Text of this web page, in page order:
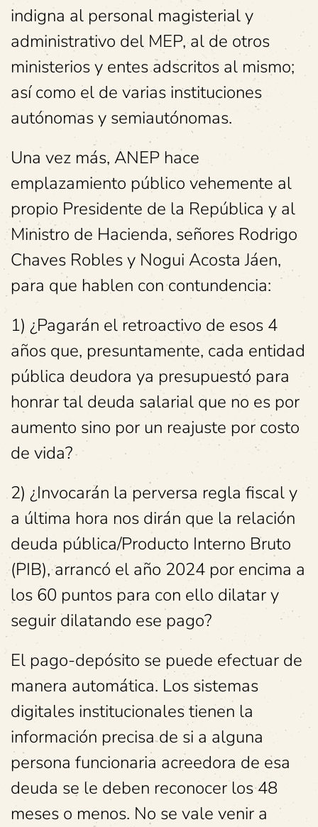
indigna al personal magisterial y
administrativo del MEP, al de otros
ministerios y entes adscritos al mismo;
así como el de varias instituciones
autónomas y semiautónomas.
Una vez más, ANEP hace
emplazamiento público vehemente al
propio Presidente de la República y al
Ministro de Hacienda, señores Rodrigo
Chaves Robles y Nogui Acosta Jáen,
para que hablen con contundencia:
1) ¿Pagarán el retroactivo de esos 4
años que, presuntamente, cada entidad
pública deudora ya presupuestó para
honrar tal deuda salarial que no es por
aumento sino por un reajuste por costo
de vida?
2) ¿Invocarán la perversa regla fiscal y
a última hora nos dirán que la relación
deuda pública/Producto Interno Bruto
(PIB), arrancó el año 2024 por encima a
los 60 puntos para con ello dilatar y
seguir dilatando ese pago?
El pago-depósito se puede efectuar de
manera automática. Los sistemas
digitales institucionales tienen la
información precisa de si a alguna
persona funcionaria acreedora de esa
deuda se le deben reconocer los 48
meses o menos. No se vale venir a